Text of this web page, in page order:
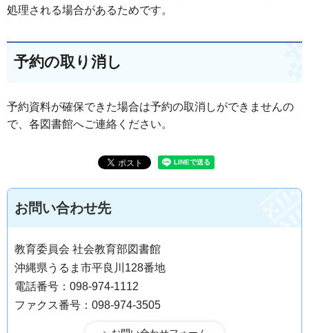
処理される場合があるためです。
予約の取り消し
予約資料が確保できた場合は予約の取消しができませんの
で、各図書館へご連絡ください。
お問い合わせ先
教育委員会 社会教育部図書館
沖縄県うるま市平良川128番地
電話番号：098-974-1112
ファクス番号：098-974-3505